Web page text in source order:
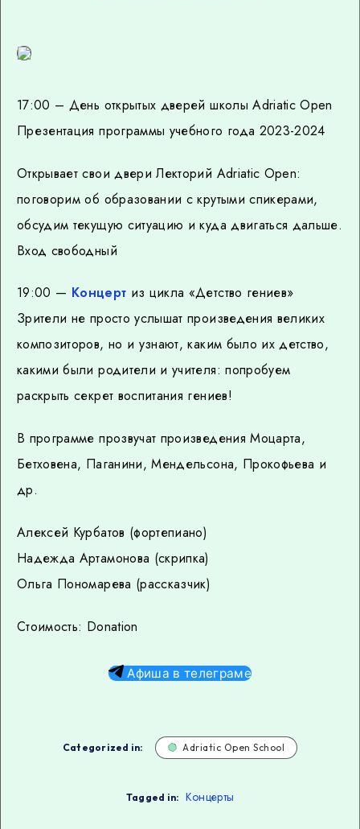
17:00 – День открытых дверей школы Adriatic Open
Презентация программы учебного года 2023-2024
Открывает свои двери Лекторий Adriatic Open:
поговорим об образовании с крутыми спикерами,
обсудим текущую ситуацию и куда двигаться дальше.
Вход свободный
19:00 — Концерт из цикла «Детство гениев»
Зрители не просто услышат произведения великих
композиторов, но и узнают, каким было их детство,
какими были родители и учителя: попробуем
раскрыть секрет воспитания гениев!
В программе прозвучат произведения Моцарта,
Бетховена, Паганини, Мендельсона, Прокофьева и
др.
Алексей Курбатов (фортепиано)
Надежда Артамонова (скрипка)
Ольга Пономарева (рассказчик)
Стоимость: Donation
Афиша в телеграме
Categorized in: Adriatic Open School
Tagged in: Концерты